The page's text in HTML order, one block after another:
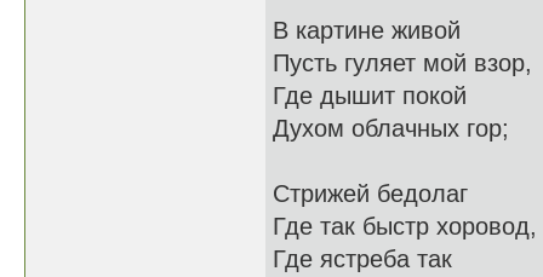
В картине живой
Пусть гуляет мой взор,
Где дышит покой
Духом облачных гор;
Стрижей бедолаг
Где так быстр хоровод,
Где ястреба так